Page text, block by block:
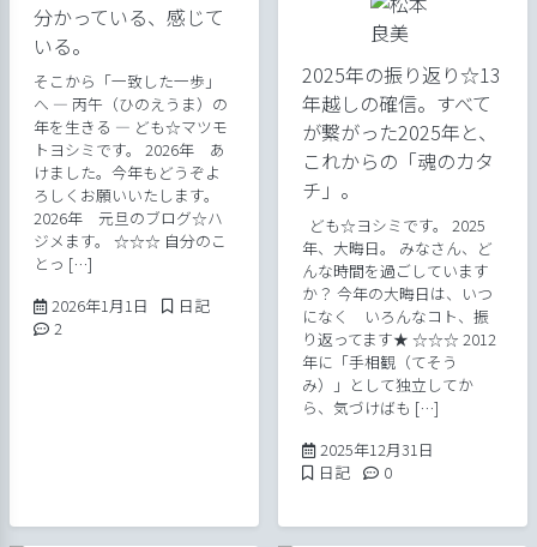
分かっている、感じて
いる。
そこから「一致した一歩」
へ ― 丙午（ひのえうま）の
年を生きる ― ども☆マツモ
トヨシミです。 2026年 あ
けました。今年もどうぞよ
ろしくお願いいたします。
2026年 元旦のブログ☆ハ
ジメます。 ☆☆☆ 自分のこ
とっ […]
2026年1月1日 2026年1月1日
Posted in
日記
Comments:
2
2025年の振り返り☆13
年越しの確信。すべて
が繋がった2025年と、
これからの「魂のカタ
チ」。
ども☆ヨシミです。 2025
年、大晦日。 みなさん、ど
んな時間を過ごしています
か？ 今年の大晦日は、いつ
になく いろんなコト、振
り返ってます★ ☆☆☆ 2012
年に「手相観（てそう
み）」として独立してか
ら、気づけばも […]
2025年12月31日
Posted in
日記 Comments:
0